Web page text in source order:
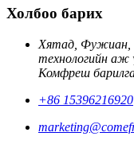
Холбоо барих
Хятад, Фужиан,
технологийн аж
Комфреш
+86 15396216920